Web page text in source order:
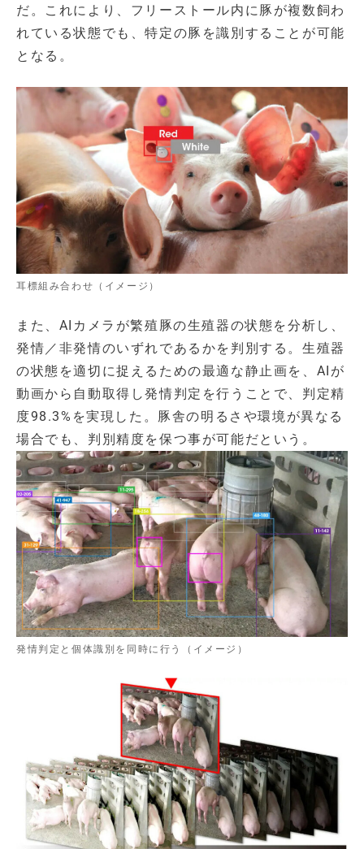
だ。これにより、フリーストール内に豚が複数飼わ
れている状態でも、特定の豚を識別することが可能
となる。
耳標組み合わせ（イメージ）
また、AIカメラが繁殖豚の生殖器の状態を分析し、
発情／非発情のいずれであるかを判別する。生殖器
の状態を適切に捉えるための最適な静止画を、AIが
動画から自動取得し発情判定を行うことで、判定精
度98.3%を実現した。豚舎の明るさや環境が異なる
場合でも、判別精度を保つ事が可能だという。
発情判定と個体識別を同時に行う（イメージ）